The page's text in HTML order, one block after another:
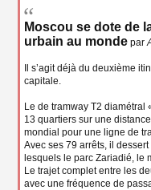
Moscou se dote de
urbain au monde par
Il s’agit déjà du deuxième
capitale.
Le de tramway T2 diamétral
13 quartiers sur une
mondial pour une ligne de
Avec ses 79 arrêts, il
lesquels le parc Zariadié, le
Le trajet complet entre les
avec une fréquence de